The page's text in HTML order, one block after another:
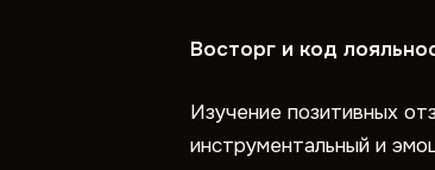
Восторг и код
Изучение позитивных
инструментальный и